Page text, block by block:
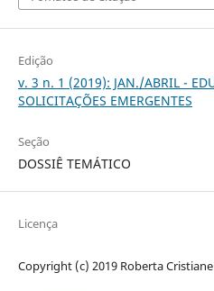
Edição
v. 3 n. 1 (2019): JAN./ABRIL -
SOLICITAÇÕES EMERGENTES
Seção
DOSSIÊ TEMÁTICO
Licença
Copyright (c) 2019 Roberta